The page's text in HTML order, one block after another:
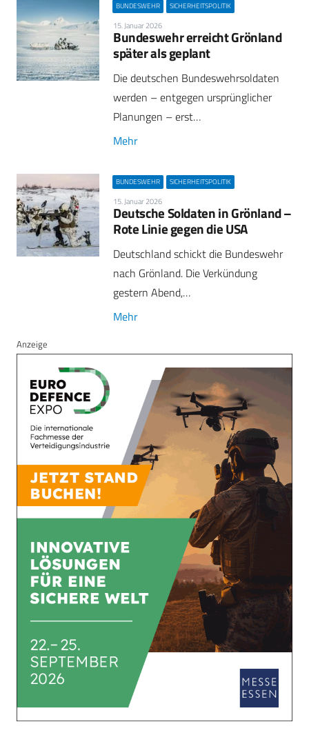
BUNDESWEHR SICHERHEITSPOLITIK
15. Januar 2026
Bundeswehr erreicht Grönland
später als geplant
Die deutschen Bundeswehrsoldaten
werden – entgegen ursprünglicher
Planungen – erst…
Mehr
BUNDESWEHR SICHERHEITSPOLITIK
15. Januar 2026
Deutsche Soldaten in Grönland –
Rote Linie gegen die USA
Deutschland schickt die Bundeswehr
nach Grönland. Die Verkündung
gestern Abend,…
Mehr
Anzeige